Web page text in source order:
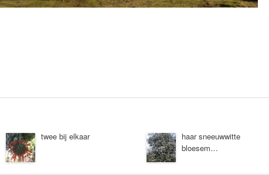
twee bij elkaar
haar sneeuwwitte
bloesem…